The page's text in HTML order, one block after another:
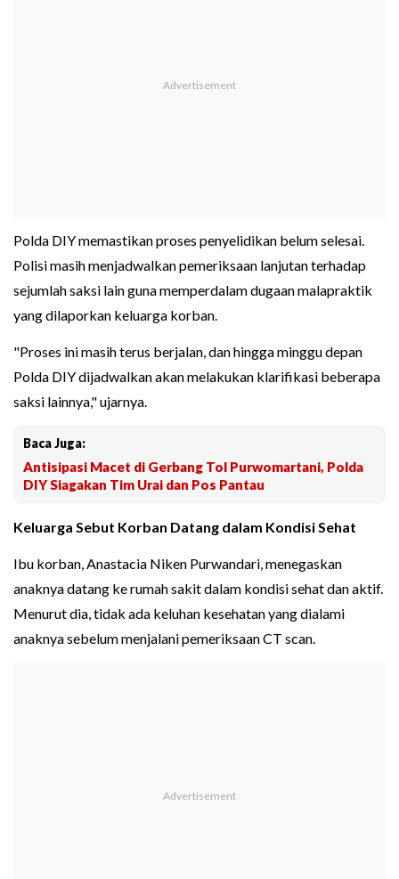
Polda DIY memastikan proses penyelidikan belum selesai.
Polisi masih menjadwalkan pemeriksaan lanjutan terhadap
sejumlah saksi lain guna memperdalam dugaan malapraktik
yang dilaporkan keluarga korban.
"Proses ini masih terus berjalan, dan hingga minggu depan
Polda DIY dijadwalkan akan melakukan klarifikasi beberapa
saksi lainnya," ujarnya.
Baca Juga:
Antisipasi Macet di Gerbang Tol Purwomartani, Polda
DIY Siagakan Tim Urai dan Pos Pantau
Keluarga Sebut Korban Datang dalam Kondisi Sehat
Ibu korban, Anastacia Niken Purwandari, menegaskan
anaknya datang ke rumah sakit dalam kondisi sehat dan aktif.
Menurut dia, tidak ada keluhan kesehatan yang dialami
anaknya sebelum menjalani pemeriksaan CT scan.